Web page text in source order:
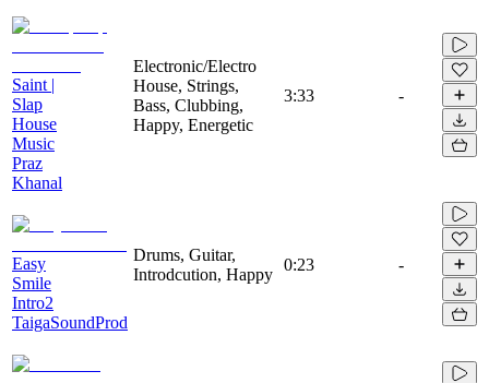
Saint |
Slap
House
Music
Praz
Khanal
Electronic/Electro
House, Strings,
Bass, Clubbing,
Happy, Energetic
3:33 -
Easy
Smile
Intro2
TaigaSoundProd
Drums, Guitar,
Introdcution, Happy
0:23 -